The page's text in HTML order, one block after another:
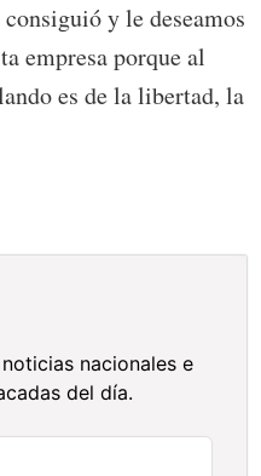
y le deseamos
empresa porque al
es de la libertad, la
nacionales e
del día.